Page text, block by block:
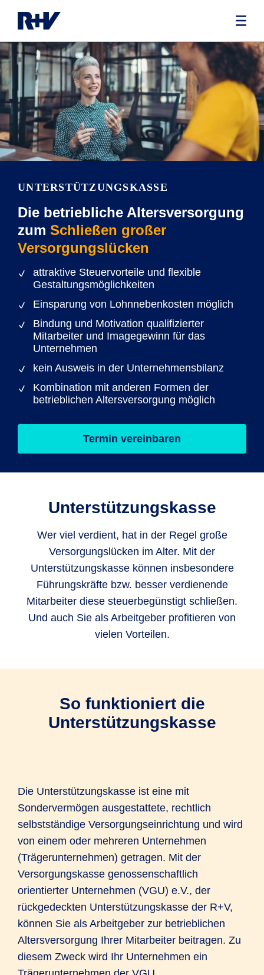
UNTERSTÜTZUNGS­KASSE
Die betriebliche Altersversorgung
zum Schließen großer
Versorgungslücken
attraktive Steuervorteile und flexible
Gestaltungsmöglichkeiten
Einsparung von Lohnnebenkosten möglich
Bindung und Motivation qualifizierter
Mitarbeiter und Imagegewinn für das
Unternehmen
kein Ausweis in der Unternehmensbilanz
Kombination mit anderen Formen der
betrieblichen Altersversorgung möglich
Termin vereinbaren
Unterstützungs­kasse
Wer viel verdient, hat in der Regel große
Versorgungslücken im Alter. Mit der
Unterstützungskasse können insbesondere
Führungskräfte bzw. besser verdienende
Mitarbeiter diese steuerbegünstigt schließen.
Und auch Sie als Arbeitgeber profitieren von
vielen Vorteilen.
So funktioniert die
Unterstützungskasse
Die Unterstützungskasse ist eine mit
Sondervermögen ausgestattete, rechtlich
selbstständige Versorgungseinrichtung und wird
von einem oder mehreren Unternehmen
(Trägerunternehmen) getragen. Mit der
Versorgungskasse genossenschaftlich
orientierter Unternehmen (VGU) e.V., der
rückgedeckten Unterstützungskasse der R+V,
können Sie als Arbeitgeber zur betrieblichen
Altersversorgung Ihrer Mitarbeiter beitragen. Zu
diesem Zweck wird Ihr Unternehmen ein